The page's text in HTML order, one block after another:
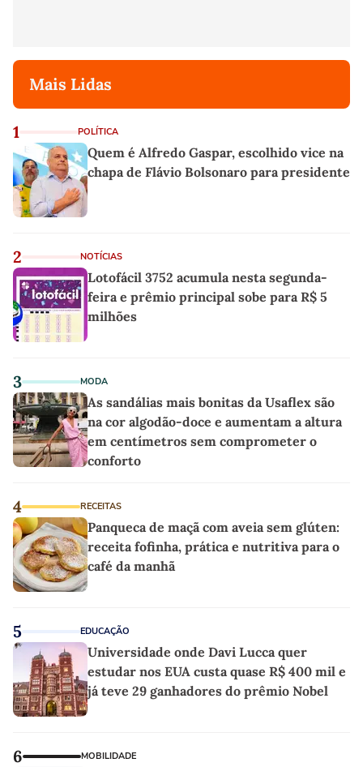
Mais Lidas
1 POLÍTICA
Quem é Alfredo Gaspar, escolhido vice na
chapa de Flávio Bolsonaro para presidente
2 NOTÍCIAS
Lotofácil 3752 acumula nesta segunda-
feira e prêmio principal sobe para R$ 5
milhões
3 MODA
As sandálias mais bonitas da Usaflex são
na cor algodão-doce e aumentam a altura
em centímetros sem comprometer o
conforto
4 RECEITAS
Panqueca de maçã com aveia sem glúten:
receita fofinha, prática e nutritiva para o
café da manhã
5 EDUCAÇÃO
Universidade onde Davi Lucca quer
estudar nos EUA custa quase R$ 400 mil e
já teve 29 ganhadores do prêmio Nobel
6 MOBILIDADE